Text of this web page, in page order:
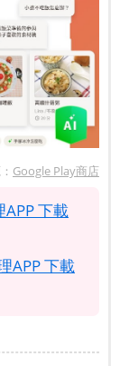
Google Play商店
下載
APP 下載